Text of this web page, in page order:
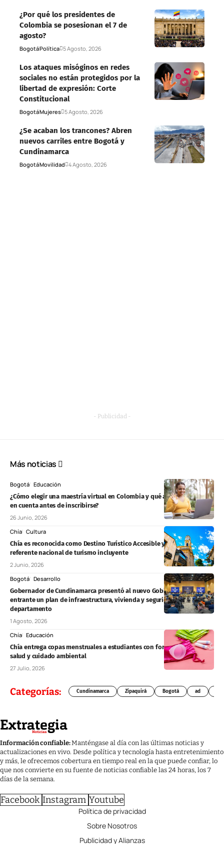
¿Por qué los presidentes de
Colombia se posesionan el 7 de
agosto?
BogotáPolítica 5 Agosto, 2026
Los ataques misóginos en redes
sociales no están protegidos por la
libertad de expresión: Corte
Constitucional
BogotáMujeres 5 Agosto, 2026
¿Se acaban los trancones? Abren
nuevos carriles entre Bogotá y
Cundinamarca
BogotáMovilidad 4 Agosto, 2026
- Publicidad -
Más noticias
Bogotá Educación
¿Cómo elegir una maestría virtual en Colombia y qué aspectos tener
en cuenta antes de inscribirse?
26 Junio, 2026
Chía Cultura
Chía es reconocida como Destino Turístico Accesible y se convierte en
referente nacional de turismo incluyente
2 Junio, 2026
Bogotá Desarrollo
Gobernador de Cundinamarca presentó al nuevo Gobierno Nacional
entrante un plan de infraestructura, vivienda y seguridad para el
departamento
1 Agosto, 2026
Chía Educación
Chía entrega copas menstruales a estudiantes con formación sobre
salud y cuidado ambiental
27 Julio, 2026
Categorías: Cundinamarca Zipaquirá Bogotá ad
Información confiable:Manténgase al día con las últimas noticias y
actualizaciones en vivo. Desde política y tecnología hasta entretenimiento
y más, le ofrecemos cobertura en tiempo real en la que puede confiar, lo
que nos convierte en su fuente de noticias confiable las 24 horas, los 7
días de la semana.
Facebook Instagram Youtube
Política de privacidad
Sobre Nosotros
Publicidad y Alianzas